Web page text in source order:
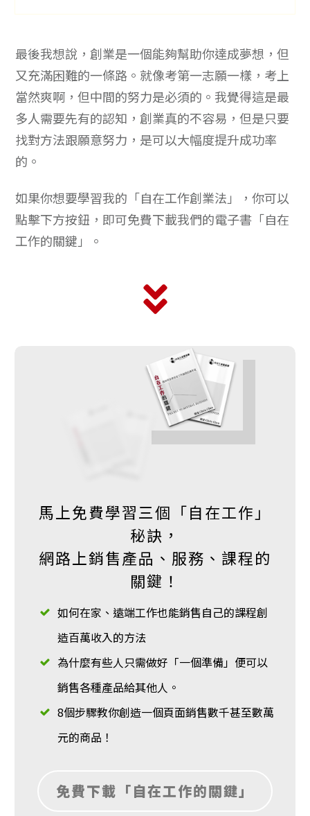
最後我想說，創業是一個能夠幫助你達成夢想，但
又充滿困難的一條路。就像考第一志願一樣，考上
當然爽啊，但中間的努力是必須的。我覺得這是最
多人需要先有的認知，創業真的不容易，但是只要
找對方法跟願意努力，是可以大幅度提升成功率
的。
如果你想要學習我的「自在工作創業法」，你可以
點擊下方按鈕，即可免費下載我們的電子書「自在
工作的關鍵」。
馬上免費學習三個「自在工作」
秘訣，
網路上銷售產品、服務、課程的
關鍵！
如何在家、遠端工作也能銷售自己的課程創
造百萬收入的方法
為什麼有些人只需做好「一個準備」便可以
銷售各種產品給其他人。
8個步驟教你創造一個頁面銷售數千甚至數萬
元的商品！
免費下載「自在工作的關鍵」